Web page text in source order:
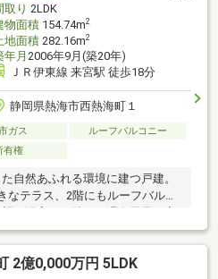
取り 2LDK
物面積154.74m2
地面積282.16m2
年月 2006年9月(築20年)
ＪＲ伊東線 来宮駅 徒歩18分
静岡県熱海市西熱海町１
ガス
ルーフバルコニー
有権
自然あふれる環境に建つ戸建。
テラス、2階にもルーフバルコ
めです。
2億0,000万円 5LDK